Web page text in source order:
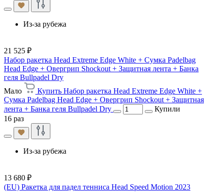
Из-за рубежа
21 525 ₽
Набор ракетка Head Extreme Edge White + Сумка Padelbag
Head Edge + Овергрип Shockout + Защитная лента + Банка
геля Bullpadel Dry
Мало
Купить Набор ракетка Head Extreme Edge White +
Сумка Padelbag Head Edge + Овергрип Shockout + Защитная
лента + Банка геля Bullpadel Dry
Купили
16 раз
Из-за рубежа
13 680 ₽
(EU) Ракетка для падел тенниса Head Speed Motion 2023